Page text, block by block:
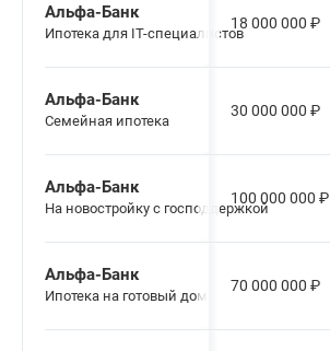
Альфа-Банк
Ипотека для IT-специалистов
18 000 000 ₽
Альфа-Банк
Семейная ипотека
30 000 000 ₽
Альфа-Банк
На новостройку с господдержкой
100 000 000 ₽
Альфа-Банк
Ипотека на готовый дом
70 000 000 ₽